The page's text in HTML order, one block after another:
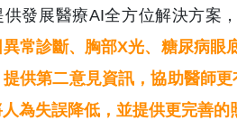
發展醫療AI全方位解決方案
異常診斷、胸部X光、糖尿病
供第二意見資訊，協助醫師
為失誤降低，並提供更完善的